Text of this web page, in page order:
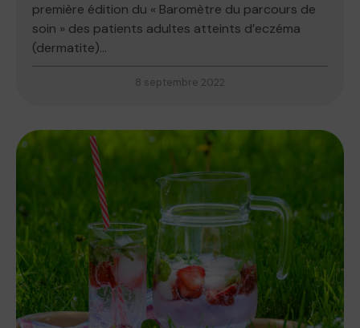
première édition du « Baromètre du parcours de
soin » des patients adultes atteints d’eczéma
(dermatite)...
8 septembre 2022